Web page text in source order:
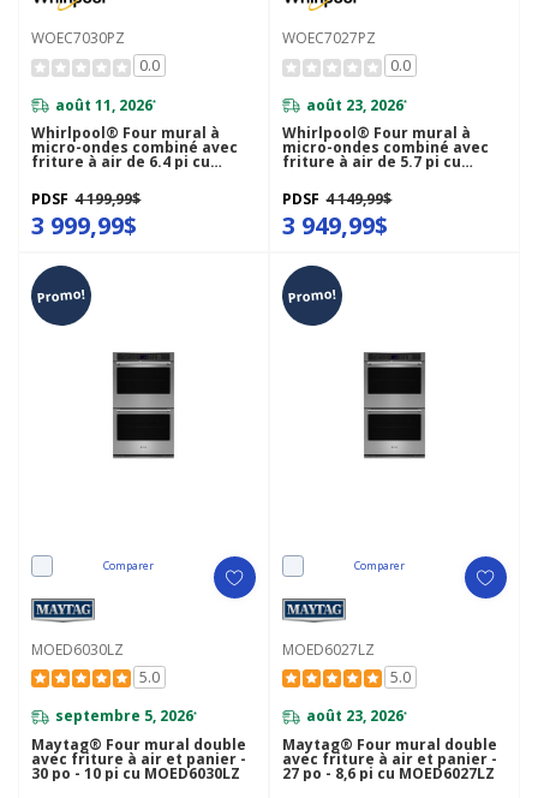
WOEC7030PZ
0.0
août 11, 2026*
Whirlpool® Four mural à
micro-ondes combiné avec
friture à air de 6.4 pi cu
PDSF 4 199,99$
3 999,99$
WOEC7027PZ
0.0
août 23, 2026*
Whirlpool® Four mural à
micro-ondes combiné avec
friture à air de 5.7 pi cu
PDSF 4 149,99$
3 949,99$
Promo!
Comparer
MOED6030LZ
5.0
septembre 5, 2026*
Maytag® Four mural double
avec friture à air et panier -
30 po - 10 pi cu MOED6030LZ
Promo!
Comparer
MOED6027LZ
5.0
août 23, 2026*
Maytag® Four mural double
avec friture à air et panier -
27 po - 8,6 pi cu MOED6027LZ